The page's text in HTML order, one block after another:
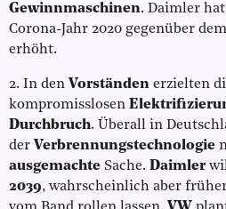
Gewinnmaschinen. Daimler
Corona-Jahr 2020 gegenüber
erhöht.
2. In den Vorständen erzielten
kompromisslosen
Durchbruch. Überall in
der Verbrennungstechnologie
ausgemachte Sache. Daimler
2039, wahrscheinlich aber